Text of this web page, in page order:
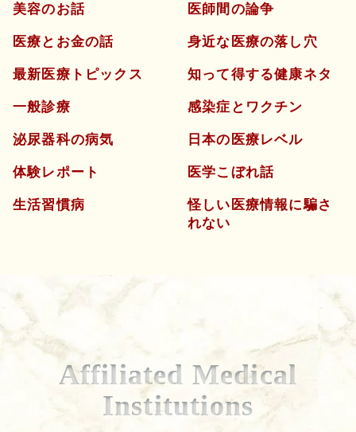
美容のお話
医療とお金の話
最新医療トピックス
一般診療
泌尿器科の病気
体験レポート
生活習慣病
医師間の論争
身近な医療の落し穴
知って得する健康ネタ
感染症とワクチン
日本の医療レベル
医学こぼれ話
怪しい医療情報に騙さ
れない
Affiliated Medical
Institutions